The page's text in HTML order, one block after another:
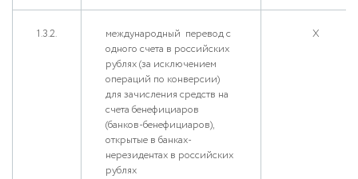
1.3.2.
международный перевод с
одного счета в российских
рублях (за исключением
операций по конверсии)
для зачисления средств на
счета бенефициаров
(банков-бенефициаров),
открытые в банках-
нерезидентах в российских
рублях
Х